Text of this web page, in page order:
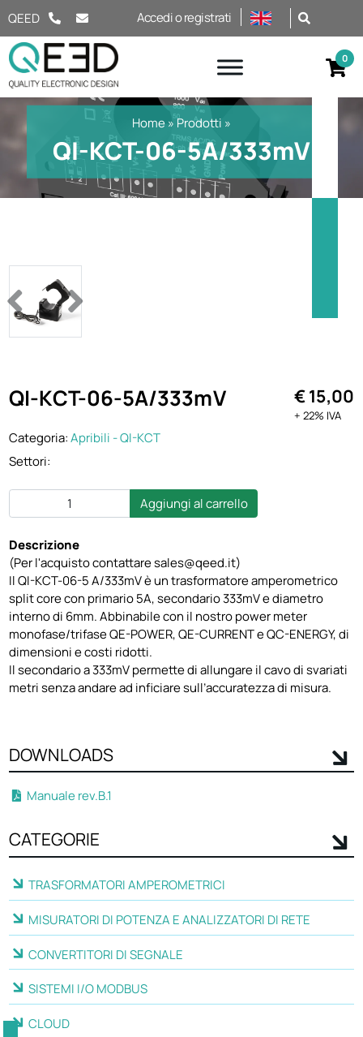
QEED Accedi o registrati
Home»Prodotti »
QI-KCT-06-5A/333mV
Previous Next
€ 15,00
+ 22% IVA
QI-KCT-06-5A/333mV
Categoria:Apribili - QI-KCT
Settori:
Aggiungi al carrello
Descrizione
(Per l'acquisto contattare sales@qeed.it)
Il QI-KCT-06-5 A/333mV è un trasformatore amperometrico
split core con primario 5A, secondario 333mV e diametro
interno di 6mm. Abbinabile con il nostro power meter
monofase/trifase QE-POWER, QE-CURRENT e QC-ENERGY, di
dimensioni e costi ridotti.
Il secondario a 333mV permette di allungare il cavo di svariati
metri senza andare ad inficiare sull’accuratezza di misura.
DOWNLOADS
Manuale rev.B.1
CATEGORIE
TRASFORMATORI AMPEROMETRICI
MISURATORI DI POTENZA E ANALIZZATORI DI RETE
CONVERTITORI DI SEGNALE
SISTEMI I/O MODBUS
CLOUD